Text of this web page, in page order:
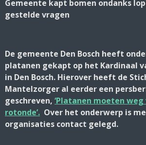
Gemeente kapt bomen ondanks
gestelde vragen
De gemeente Den Bosch heeft
platanen gekapt op het Kardinaal
in Den Bosch. Hierover heeft de
Mantelzorger al eerder een
geschreven, ‘Platanen moeten weg
rotonde’. Over het onderwerp is
organisaties contact gelegd.